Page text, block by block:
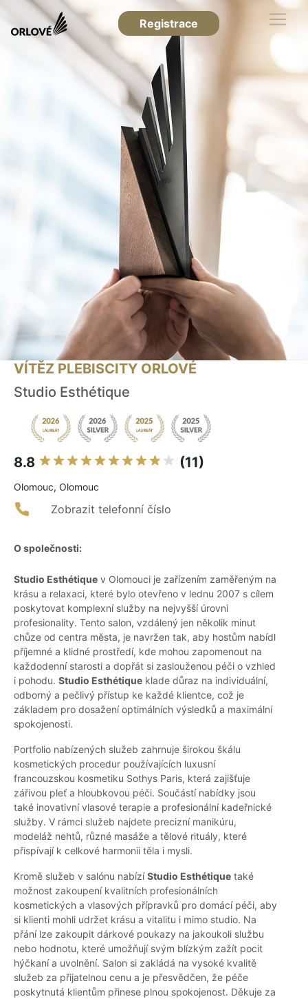
Registrace
VÍTĚZ PLEBISCITY ORLOVÉ
Studio Esthétique
8.8 (11)
Olomouc, Olomouc
Zobrazit telefonní číslo
O společnosti:
Studio Esthétique v Olomouci je zařízením zaměřeným na
krásu a relaxaci, které bylo otevřeno v lednu 2007 s cílem
poskytovat komplexní služby na nejvyšší úrovni
profesionality. Tento salon, vzdálený jen několik minut
chůze od centra města, je navržen tak, aby hostům nabídl
příjemné a klidné prostředí, kde mohou zapomenout na
každodenní starosti a dopřát si zaslouženou péči o vzhled
i pohodu. Studio Esthétique klade důraz na individuální,
odborný a pečlivý přístup ke každé klientce, což je
základem pro dosažení optimálních výsledků a maximální
spokojenosti.
Portfolio nabízených služeb zahrnuje širokou škálu
kosmetických procedur používajících luxusní
francouzskou kosmetiku Sothys Paris, která zajišťuje
zářivou pleť a hloubkovou péči. Součástí nabídky jsou
také inovativní vlasové terapie a profesionální kadeřnické
služby. V rámci služeb najdete precizní manikúru,
modeláž nehtů, různé masáže a tělové rituály, které
přispívají k celkové harmonii těla i mysli.
Kromě služeb v salónu nabízíStudio Esthétique také
možnost zakoupení kvalitních profesionálních
kosmetických a vlasových přípravků pro domácí péči, aby
si klienti mohli udržet krásu a vitalitu i mimo studio. Na
přání lze zakoupit dárkové poukazy na jakoukoli službu
nebo hodnotu, které umožňují svým blízkým zažít pocit
hýčkaní a uvolnění. Salon si zakládá na vysoké kvalitě
služeb za přijatelnou cenu a je přesvědčen, že péče
poskytnutá klientům přinese plnou spokojenost. Děkuje za